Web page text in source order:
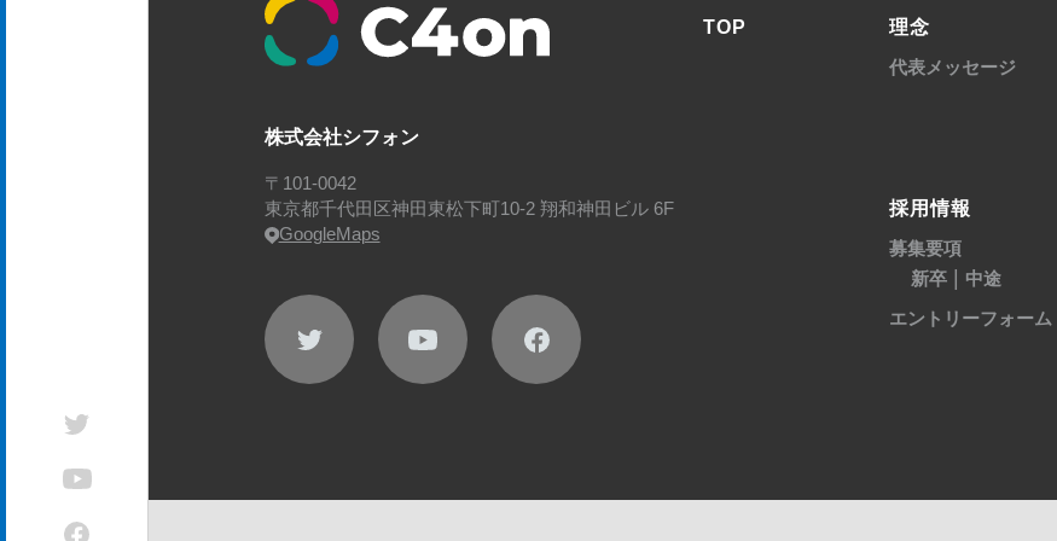
会社概要
役員紹介
株式会社シフォン
〒101-0042
東京都千代田区神田東松下町10-2 翔和神田ビル 6F
GoogleMaps
TOP
理念
代表メッセージ
採用情報
募集要項
新卒 | 中途
エントリーフォーム